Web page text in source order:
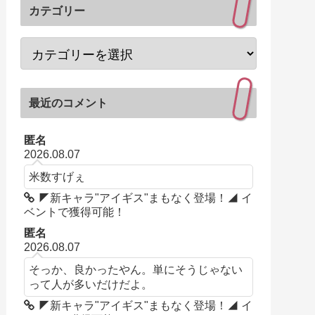
カテゴリー
最近のコメント
匿名
2026.08.07
米数すげぇ
◤新キャラ"アイギス"まもなく登場！◢ イ
ベントで獲得可能！
匿名
2026.08.07
そっか、良かったやん。単にそうじゃない
って人が多いだけだよ。
◤新キャラ"アイギス"まもなく登場！◢ イ